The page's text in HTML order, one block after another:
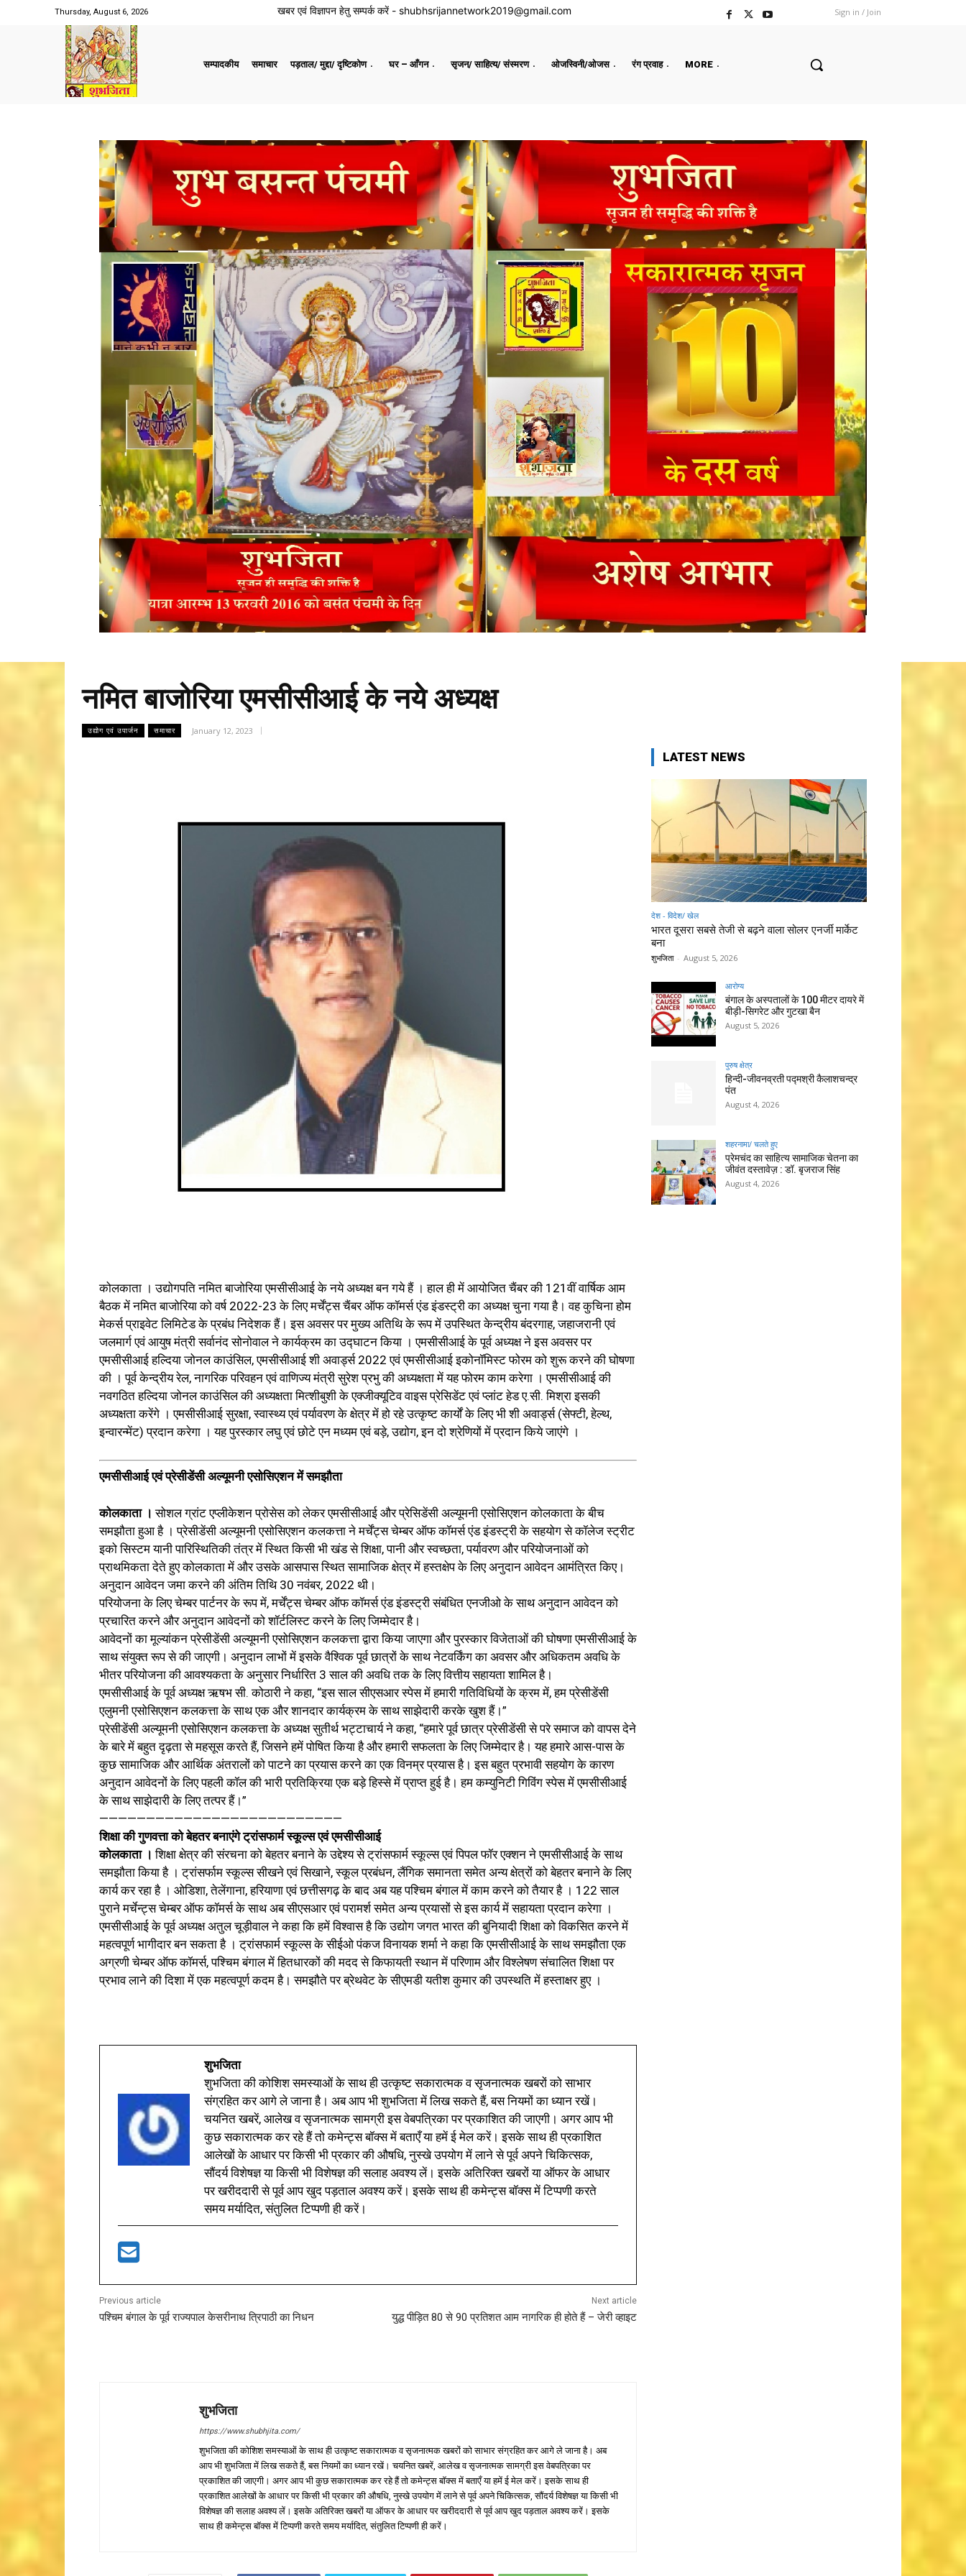
Thursday, August 6, 2026 खबर एवं विज्ञापन हेतु सम्पर्क करें - shubhsrijannetwork2019@gmail.com Sign in / Join
सम्पादकीय समाचार पड़ताल/ मुद्दा/ दृष्टिकोण घर – आँगन सृजन/ साहित्य/ संस्मरण ओजस्विनी/ओजस रंग प्रवाह MORE
नमित बाजोरिया एमसीसीआई के नये अध्यक्ष
उद्योग एवं उपार्जन समाचार January 12, 2023
कोलकाता । उद्योगपति नमित बाजोरिया एमसीसीआई के नये अध्यक्ष बन गये हैं । हाल ही में आयोजित चैंबर की 121वीं वार्षिक आम
बैठक में नमित बाजोरिया को वर्ष 2022-23 के लिए मर्चेंट्स चैंबर ऑफ कॉमर्स एंड इंडस्ट्री का अध्यक्ष चुना गया है। वह कुचिना होम
मेकर्स प्राइवेट लिमिटेड के प्रबंध निदेशक हैं। इस अवसर पर मुख्य अतिथि के रूप में उपस्थित केन्द्रीय बंदरगाह, जहाजरानी एवं
जलमार्ग एवं आयुष मंत्री सर्वानंद सोनोवाल ने कार्यक्रम का उद्घाटन किया । एमसीसीआई के पूर्व अध्यक्ष ने इस अवसर पर
एमसीसीआई हल्दिया जोनल काउंसिल, एमसीसीआई शी अवार्ड्स 2022 एवं एमसीसीआई इकोनॉमिस्ट फोरम को शुरू करने की घोषणा
की । पूर्व केन्द्रीय रेल, नागरिक परिवहन एवं वाणिज्य मंत्री सुरेश प्रभु की अध्यक्षता में यह फोरम काम करेगा । एमसीसीआई की
नवगठित हल्दिया जोनल काउंसिल की अध्यक्षता मित्शीबुशी के एक्जीक्यूटिव वाइस प्रेसिडेंट एवं प्लांट हेड ए.सी. मिश्रा इसकी
अध्यक्षता करेंगे । एमसीसीआई सुरक्षा, स्वास्थ्य एवं पर्यावरण के क्षेत्र में हो रहे उत्कृष्ट कार्यों के लिए भी शी अवार्ड्स (सेफ्टी, हेल्थ,
इन्वारन्मेंट) प्रदान करेगा । यह पुरस्कार लघु एवं छोटे एन मध्यम एवं बड़े, उद्योग, इन दो श्रेणियों में प्रदान किये जाएंगे ।
एमसीसीआई एवं प्रेसीडेंसी अल्यूमनी एसोसिएशन में समझौता
कोलकाता । सोशल ग्रांट एप्लीकेशन प्रोसेस को लेकर एमसीसीआई और प्रेसिडेंसी अल्यूमनी एसोसिएशन कोलकाता के बीच
समझौता हुआ है । प्रेसीडेंसी अल्यूमनी एसोसिएशन कलकत्ता ने मर्चेंट्स चेम्बर ऑफ कॉमर्स एंड इंडस्ट्री के सहयोग से कॉलेज स्ट्रीट
इको सिस्टम यानी पारिस्थितिकी तंत्र में स्थित किसी भी खंड से शिक्षा, पानी और स्वच्छता, पर्यावरण और परियोजनाओं को
प्राथमिकता देते हुए कोलकाता में और उसके आसपास स्थित सामाजिक क्षेत्र में हस्तक्षेप के लिए अनुदान आवेदन आमंत्रित किए।
अनुदान आवेदन जमा करने की अंतिम तिथि 30 नवंबर, 2022 थी।
परियोजना के लिए चेम्बर पार्टनर के रूप में, मर्चेंट्स चेम्बर ऑफ कॉमर्स एंड इंडस्ट्री संबंधित एनजीओ के साथ अनुदान आवेदन को
प्रचारित करने और अनुदान आवेदनों को शॉर्टलिस्ट करने के लिए जिम्मेदार है।
आवेदनों का मूल्यांकन प्रेसीडेंसी अल्यूमनी एसोसिएशन कलकत्ता द्वारा किया जाएगा और पुरस्कार विजेताओं की घोषणा एमसीसीआई के
साथ संयुक्त रूप से की जाएगी। अनुदान लाभों में इसके वैश्विक पूर्व छात्रों के साथ नेटवर्किंग का अवसर और अधिकतम अवधि के
भीतर परियोजना की आवश्यकता के अनुसार निर्धारित 3 साल की अवधि तक के लिए वित्तीय सहायता शामिल है।
एमसीसीआई के पूर्व अध्यक्ष ऋषभ सी. कोठारी ने कहा, “इस साल सीएसआर स्पेस में हमारी गतिविधियों के क्रम में, हम प्रेसीडेंसी
एलुमनी एसोसिएशन कलकत्ता के साथ एक और शानदार कार्यक्रम के साथ साझेदारी करके खुश हैं।”
प्रेसीडेंसी अल्यूमनी एसोसिएशन कलकत्ता के अध्यक्ष सुतीर्थ भट्टाचार्य ने कहा, “हमारे पूर्व छात्र प्रेसीडेंसी से परे समाज को वापस देने
के बारे में बहुत दृढ़ता से महसूस करते हैं, जिसने हमें पोषित किया है और हमारी सफलता के लिए जिम्मेदार है। यह हमारे आस-पास के
कुछ सामाजिक और आर्थिक अंतरालों को पाटने का प्रयास करने का एक विनम्र प्रयास है। इस बहुत प्रभावी सहयोग के कारण
अनुदान आवेदनों के लिए पहली कॉल की भारी प्रतिक्रिया एक बड़े हिस्से में प्राप्त हुई है। हम कम्युनिटी गिविंग स्पेस में एमसीसीआई
के साथ साझेदारी के लिए तत्पर हैं।”
——————————————————————————
शिक्षा की गुणवत्ता को बेहतर बनाएंगे ट्रांसफार्म स्कूल्स एवं एमसीसीआई
कोलकाता । शिक्षा क्षेत्र की संरचना को बेहतर बनाने के उद्देश्य से ट्रांसफार्म स्कूल्स एवं पिपल फॉर एक्शन ने एमसीसीआई के साथ
समझौता किया है । ट्रांसर्फाम स्कूल्स सीखने एवं सिखाने, स्कूल प्रबंधन, लैंगिक समानता समेत अन्य क्षेत्रों को बेहतर बनाने के लिए
कार्य कर रहा है । ओडिशा, तेलेंगाना, हरियाणा एवं छत्तीसगढ़ के बाद अब यह पश्चिम बंगाल में काम करने को तैयार है । 122 साल
पुराने मर्चेन्ट्स चेम्बर ऑफ कॉमर्स के साथ अब सीएसआर एवं परामर्श समेत अन्य प्रयासों से इस कार्य में सहायता प्रदान करेगा ।
एमसीसीआई के पूर्व अध्यक्ष अतुल चूड़ीवाल ने कहा कि हमें विश्वास है कि उद्योग जगत भारत की बुनियादी शिक्षा को विकसित करने में
महत्वपूर्ण भागीदार बन सकता है । ट्रांसफार्म स्कूल्स के सीईओ पंकज विनायक शर्मा ने कहा कि एमसीसीआई के साथ समझौता एक
अग्रणी चेम्बर ऑफ कॉमर्स, पश्चिम बंगाल में हितधारकों की मदद से किफायती स्थान में परिणाम और विश्लेषण संचालित शिक्षा पर
प्रभाव लाने की दिशा में एक महत्वपूर्ण कदम है। समझौते पर ब्रेथवेट के सीएमडी यतीश कुमार की उपस्थति में हस्ताक्षर हुए ।
शुभजिता
शुभजिता की कोशिश समस्याओं के साथ ही उत्कृष्ट सकारात्मक व सृजनात्मक खबरों को साभार
संग्रहित कर आगे ले जाना है। अब आप भी शुभजिता में लिख सकते हैं, बस नियमों का ध्यान रखें।
चयनित खबरें, आलेख व सृजनात्मक सामग्री इस वेबपत्रिका पर प्रकाशित की जाएगी। अगर आप भी
कुछ सकारात्मक कर रहे हैं तो कमेन्ट्स बॉक्स में बताएँ या हमें ई मेल करें। इसके साथ ही प्रकाशित
आलेखों के आधार पर किसी भी प्रकार की औषधि, नुस्खे उपयोग में लाने से पूर्व अपने चिकित्सक,
सौंदर्य विशेषज्ञ या किसी भी विशेषज्ञ की सलाह अवश्य लें। इसके अतिरिक्त खबरों या ऑफर के आधार
पर खरीददारी से पूर्व आप खुद पड़ताल अवश्य करें। इसके साथ ही कमेन्ट्स बॉक्स में टिप्पणी करते
समय मर्यादित, संतुलित टिप्पणी ही करें।
Previous article
पश्चिम बंगाल के पूर्व राज्यपाल केसरीनाथ त्रिपाठी का निधन
Next article
युद्ध पीड़ित 80 से 90 प्रतिशत आम नागरिक ही होते हैं – जेरी व्हाइट
शुभजिता
https://www.shubhjita.com/
शुभजिता की कोशिश समस्याओं के साथ ही उत्कृष्ट सकारात्मक व सृजनात्मक खबरों को साभार संग्रहित कर आगे ले जाना है। अब
आप भी शुभजिता में लिख सकते हैं, बस नियमों का ध्यान रखें। चयनित खबरें, आलेख व सृजनात्मक सामग्री इस वेबपत्रिका पर
प्रकाशित की जाएगी। अगर आप भी कुछ सकारात्मक कर रहे हैं तो कमेन्ट्स बॉक्स में बताएँ या हमें ई मेल करें। इसके साथ ही
प्रकाशित आलेखों के आधार पर किसी भी प्रकार की औषधि, नुस्खे उपयोग में लाने से पूर्व अपने चिकित्सक, सौंदर्य विशेषज्ञ या किसी भी
विशेषज्ञ की सलाह अवश्य लें। इसके अतिरिक्त खबरों या ऑफर के आधार पर खरीददारी से पूर्व आप खुद पड़ताल अवश्य करें। इसके
साथ ही कमेन्ट्स बॉक्स में टिप्पणी करते समय मर्यादित, संतुलित टिप्पणी ही करें।
LATEST NEWS
देश - विदेश/ खेल
भारत दूसरा सबसे तेजी से बढ़ने वाला सोलर एनर्जी मार्केट
बना
शुभजिता - August 5, 2026
आरोग्य
बंगाल के अस्पतालों के 100 मीटर दायरे में
बीड़ी-सिगरेट और गुटखा बैन
August 5, 2026
पुरुष क्षेत्र
हिन्‍दी-जीवनव्रती पद्मश्री कैलाशचन्‍द्र
पंत
August 4, 2026
शहरनामा/ चलते हुए
प्रेमचंद का साहित्य सामाजिक चेतना का
जीवंत दस्तावेज़ : डॉ. बृजराज सिंह
August 4, 2026